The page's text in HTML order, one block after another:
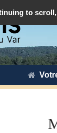
to scroll,